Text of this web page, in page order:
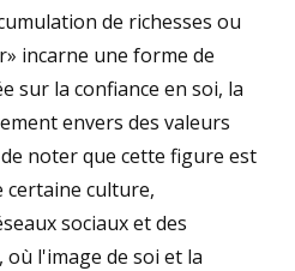
de richesses ou
» incarne une forme de
sur la confiance en soi, la
envers des valeurs
noter que cette figure est
certaine culture,
sociaux et des
l'image de soi et la